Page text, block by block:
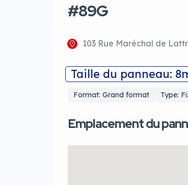
#89G
103 Rue Maréchal de
Taille du panneau:
Format: Grand format Type:
Emplacement du